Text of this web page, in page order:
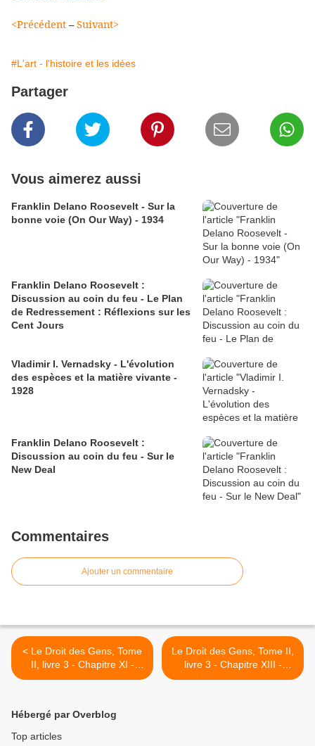
<Précédent –Suivant>
#L'art - l'histoire et les idées
Partager
Vous aimerez aussi
Franklin Delano Roosevelt - Sur la
bonne voie (On Our Way) - 1934
Franklin Delano Roosevelt :
Discussion au coin du feu - Le Plan
de Redressement : Réflexions sur les
Cent Jours
Vladimir I. Vernadsky - L'évolution
des espèces et la matière vivante -
1928
Franklin Delano Roosevelt :
Discussion au coin du feu - Sur le
New Deal
Commentaires
Ajouter un commentaire
< Le Droit des Gens, Tome
II, livre 3 - Chapitre XI -
Emerich De Vattel
Le Droit des Gens, Tome II,
livre 3 - Chapitre XIII -
Emerich De Vattel >
Hébergé par Overblog
Top articles